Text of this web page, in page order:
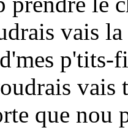
vais
p'tits-
vais
que